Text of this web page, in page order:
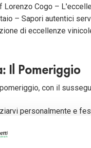
Lorenzo Cogo –
– Sapori autentici
di eccellenze
Il Pomeriggio
con il
personalmente e
sui canali